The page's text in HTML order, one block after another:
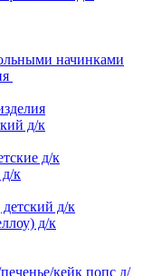
начинками
д/к
д/к
д/к
д/к
д/к
кейк попс д/